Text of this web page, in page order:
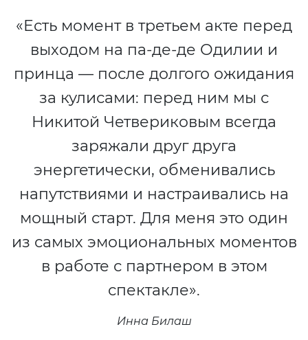
«Есть момент в третьем акте перед
выходом на па-де-де Одилии и
принца — после долгого ожидания
за кулисами: перед ним мы с
Никитой Четвериковым всегда
заряжали друг друга
энергетически, обменивались
напутствиями и настраивались на
мощный старт. Для меня это один
из самых эмоциональных моментов
в работе с партнером в этом
спектакле».
Инна Билаш